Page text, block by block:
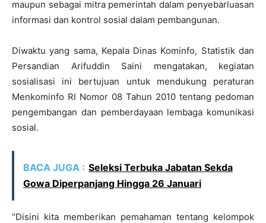
maupun sebagai mitra pemerintah dalam penyebarluasan
informasi dan kontrol sosial dalam pembangunan.
Diwaktu yang sama, Kepala Dinas Kominfo, Statistik dan
Persandian Arifuddin Saini mengatakan, kegiatan
sosialisasi ini bertujuan untuk mendukung peraturan
Menkominfo RI Nomor 08 Tahun 2010 tentang pedoman
pengembangan dan pemberdayaan lembaga komunikasi
sosial.
BACA JUGA : Seleksi Terbuka Jabatan Sekda
Gowa Diperpanjang Hingga 26 Januari
“Disini kita memberikan pemahaman tentang kelompok